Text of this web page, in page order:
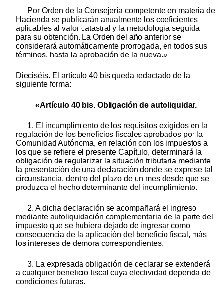
Por Orden de la Consejería competente en materia de
Hacienda se publicarán anualmente los coeficientes
aplicables al valor catastral y la metodología seguida
para su obtención. La Orden del año anterior se
considerará automáticamente prorrogada, en todos sus
términos, hasta la aprobación de la nueva.»
Dieciséis. El artículo 40 bis queda redactado de la
siguiente forma:
«Artículo 40 bis. Obligación de autoliquidar.
1. El incumplimiento de los requisitos exigidos en la
regulación de los beneficios fiscales aprobados por la
Comunidad Autónoma, en relación con los impuestos a
los que se refiere el presente Capítulo, determinará la
obligación de regularizar la situación tributaria mediante
la presentación de una declaración donde se exprese tal
circunstancia, dentro del plazo de un mes desde que se
produzca el hecho determinante del incumplimiento.
2. A dicha declaración se acompañará el ingreso
mediante autoliquidación complementaria de la parte del
impuesto que se hubiera dejado de ingresar como
consecuencia de la aplicación del beneficio fiscal, más
los intereses de demora correspondientes.
3. La expresada obligación de declarar se extenderá
a cualquier beneficio fiscal cuya efectividad dependa de
condiciones futuras.